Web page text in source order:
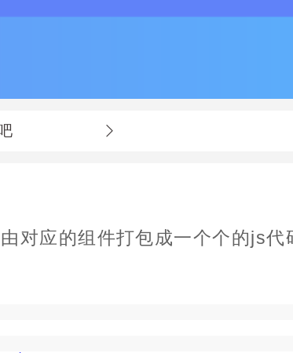
对应的组件打包成一个个的js